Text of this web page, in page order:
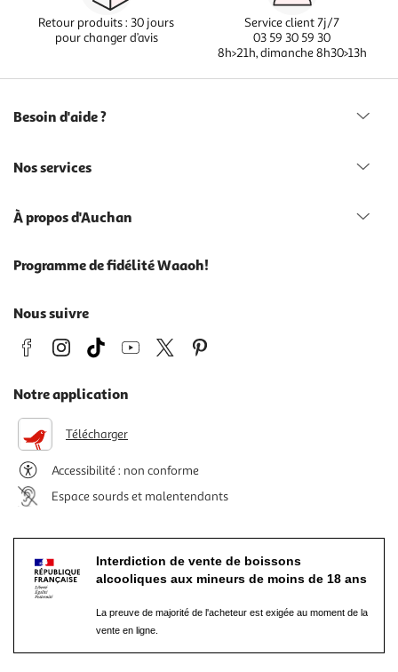
Retour produits : 30 jours
pour changer d’avis
Service client 7j/7
03 59 30 59 30
8h>21h, dimanche 8h30>13h
Besoin d'aide ?
Nos services
À propos d'Auchan
Programme de fidélité Waaoh!
Nous suivre
Notre application
Télécharger
Accessibilité : non conforme
Espace sourds et malentendants
Interdiction de vente de boissons
alcooliques aux mineurs de moins de 18 ans
La preuve de majorité de l'acheteur est exigée au moment de la
vente en ligne.